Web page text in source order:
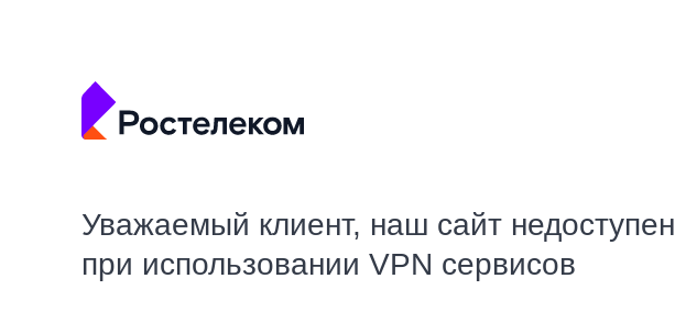
Уважаемый клиент, наш сайт недоступен
при использовании VPN сервисов